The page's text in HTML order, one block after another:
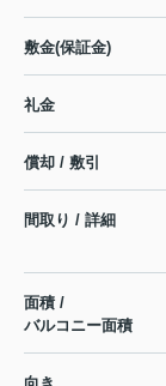
敷金(保証金)
礼金
償却 / 敷引
間取り / 詳細
面積 /
バルコニー面積